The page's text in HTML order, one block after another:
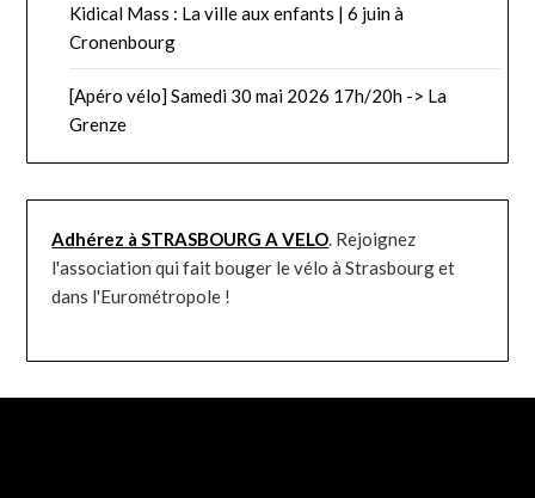
Kidical Mass : La ville aux enfants | 6 juin à
Cronenbourg
[Apéro vélo] Samedi 30 mai 2026 17h/20h -> La
Grenze
Adhérez à STRASBOURG A VELO. Rejoignez
l'association qui fait bouger le vélo à Strasbourg et
dans l'Eurométropole !